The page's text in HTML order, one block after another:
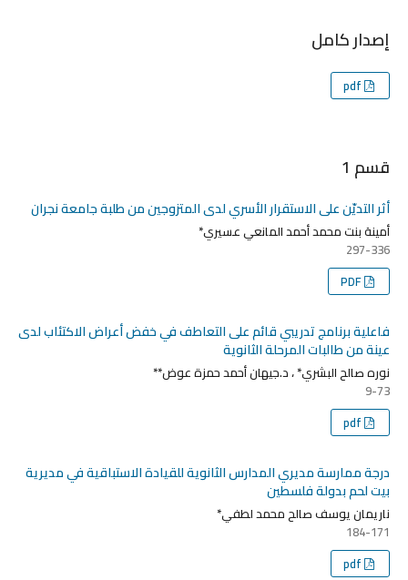
إصدار كامل
قسم 1
أثر التديّن على الاستقرار الأسري لدى المتزوجين من طلبة جامعة نجران
أمينة بنت محمد أحمد المانعي عسيري*
297-336
PDF
فاعلية برنامج تدريبي قائم على التعاطف في خفض أعراض الاكتئاب لدى
عينة من طالبات المرحلة الثانوية
نوره صالح البشري* ، د.جيهان أحمد حمزة عوض**
9-73
درجة ممارسة مديري المدارس الثانوية للقيادة الاستباقية في مديرية
بيت لحم بدولة فلسطين
ناريمان يوسف صالح محمد لطفي*
184-171